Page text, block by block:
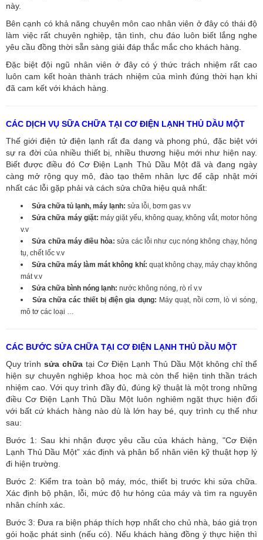
này.
Bên cạnh có khả năng chuyên môn cao nhân viên ở đây có thái độ
làm việc rất chuyên nghiệp, tận tình, chu đáo luôn biết lắng nghe
yêu cầu đồng thời sẵn sàng giải đáp thắc mắc cho khách hàng.
Đặc biệt đội ngũ nhân viên ở đây có ý thức trách nhiệm rất cao
luôn cam kết hoàn thành trách nhiệm của mình đúng thời hạn khi
đã cam kết với khách hàng.
CÁC DỊCH VỤ SỮA CHỮA TẠI CƠ ĐIỆN LẠNH THỦ DẦU MỘT
Thế giới điện tử điện lạnh rất đa dạng và phong phú, đặc biệt với
sự ra đời của nhiều thiết bị, nhiều thương hiệu mới như hiện nay.
Biết được điều đó Cơ Điện Lạnh Thủ Dầu Một đã và đang ngày
càng mở rộng quy mô, đào tạo thêm nhân lực để cập nhật mới
nhất các lỗi gặp phải và cách sửa chữa hiệu quả nhất:
Sửa chữa tủ lạnh, máy lạnh: sửa lỗi, bơm gas v.v
Sửa chữa máy giặt:máy giặt yếu, không quay, không vắt, motor hỏng
v.v
Sửa chữa máy điều hòa: sửa các lỗi như cục nóng không chạy, hỏng
tụ, chết lốc v.v
Sửa chữa máy làm mát không khí: quạt không chạy, máy chạy không
mát v.v
Sửa chữa bình nóng lạnh: nước không nóng, rò rỉ v.v
Sửa chữa các thiết bị điện gia dụng: Máy quạt, nồi cơm, lò vi sóng,
mô tơ các loại …
CÁC BƯỚC SỬA CHỮA TẠI CƠ ĐIỆN LẠNH THỦ DẦU MỘT
Quy trình sửa chữa tại Cơ Điện Lạnh Thủ Dầu Một không chỉ thể
hiện sự chuyên nghiệp khoa học mà còn thể hiện tinh thần trách
nhiệm cao. Với quy trình đầy đủ, đúng kỹ thuật là một trong những
điều Cơ Điện Lạnh Thủ Dầu Một luôn nghiêm ngặt thực hiện đối
với bất cứ khách hàng nào dù là lớn hay bé, quy trình cụ thể như
sau:
Bước 1: Sau khi nhận được yêu cầu của khách hàng, "Cơ Điện
Lạnh Thủ Dầu Một” xác định và phân bổ nhân viên kỹ thuật hợp lý
đi hiện trường.
Bước 2: Kiểm tra toàn bộ máy, móc, thiết bị trước khi sửa chữa.
Xác định bộ phận, lỗi, mức độ hư hỏng của máy và tìm ra nguyên
nhân chính xác.
Bước 3: Đưa ra biện pháp thích hợp nhất cho chủ nhà, báo giá trọn
gói hoặc phát sinh (nếu có). Nếu khách hàng đồng ý thực hiện thì